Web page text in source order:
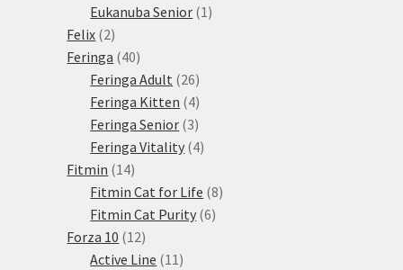
produkty
Eukanuba Senior 1 1
Felix 22
produkty
Feringa 4040
produktů
Feringa Adult 2626
produktů
Feringa Kitten 44
produkty
Feringa Senior 33
produkty
Feringa Vitality 44
Fitmin 1414
produktů
Fitmin Cat for Life 88
Fitmin Cat Purity 66
Forza 10 1212
produktů
Active Line 11 11